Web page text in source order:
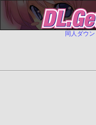
同人ダウ